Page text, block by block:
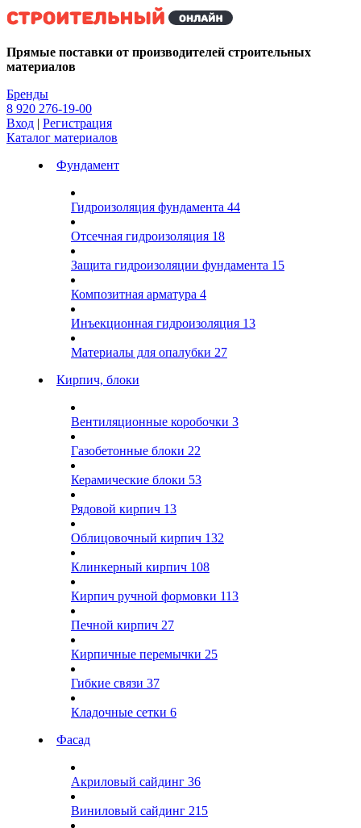
Kg
Прямые поставки от производителей строительных
материалов
Бренды
8 920 276-19-00
Вход | Регистрация
Каталог материалов
Фундамент
Гидроизоляция фундамента 44
Отсечная гидроизоляция 18
Защита гидроизоляции фундамента 15
Композитная арматура 4
Инъекционная гидроизоляция 13
Материалы для опалубки 27
Кирпич, блоки
Вентиляционные коробочки 3
Газобетонные блоки 22
Керамические блоки 53
Рядовой кирпич 13
Облицовочный кирпич 132
Клинкерный кирпич 108
Кирпич ручной формовки 113
Печной кирпич 27
Кирпичные перемычки 25
Гибкие связи 37
Кладочные сетки 6
Фасад
Акриловый сайдинг 36
Виниловый сайдинг 215